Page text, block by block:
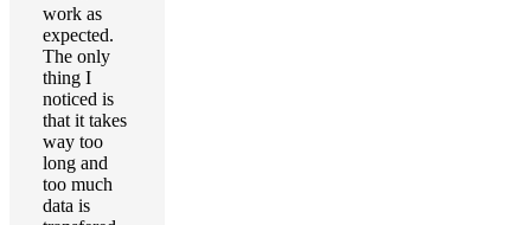
work as
expected.
The only
thing I
noticed is
that it takes
way too
long and
too much
data is